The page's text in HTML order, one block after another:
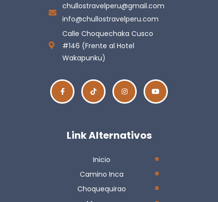
chullostravelperu@gmail.com
info@chullostravelperu.com
Calle Choquechaka Cusco
#146 (Frente al Hotel
Wakapunku)
Link Alternativos
Inicio
Camino Inca
Choquequirao